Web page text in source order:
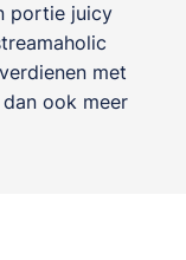
portie juicy
met
ook meer